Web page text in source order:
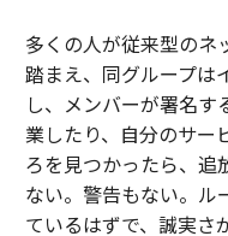
多くの人が従来型のネ
踏まえ、同グループは
し、メンバーが署名
業したり、自分のサー
ろを見つかったら、追
ない。警告もない。ル
ているはずで、誠実さ